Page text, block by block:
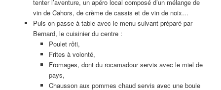
tenter l’aventure, un apéro local composé d’un mélange de
vin de Cahors, de crème de cassis et de vin de noix…
Puis on passe à table avec le menu suivant préparé par
Bernard, le cuisinier du centre :
Poulet rôti,
Frites à volonté,
Fromages, dont du rocamadour servis avec le miel de
pays,
Chausson aux pommes chaud servis avec une boule